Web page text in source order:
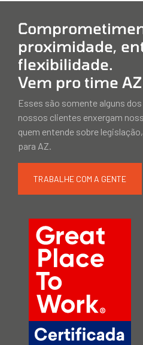
proximidade,
flexibilidade.
Vem pro time
Esses são somente alguns
nossos clientes enxergam
quem entende sobre
para AZ.
TRABALHE COM A GENTE